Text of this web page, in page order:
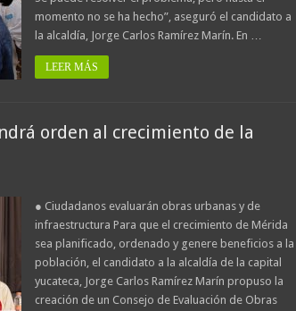
momento no se ha hecho”, aseguró el candidato a
la alcaldía, Jorge Carlos Ramírez Marín. En …
LEER MÁS
orden al crecimiento de la
● Ciudadanos evaluarán obras urbanas y de
infraestructura Para que el crecimiento de Mérida
sea planificado, ordenado y genere beneficios a la
población, el candidato a la alcaldía de la capital
yucateca, Jorge Carlos Ramírez Marín propuso la
creación de un Consejo de Evaluación de Obras